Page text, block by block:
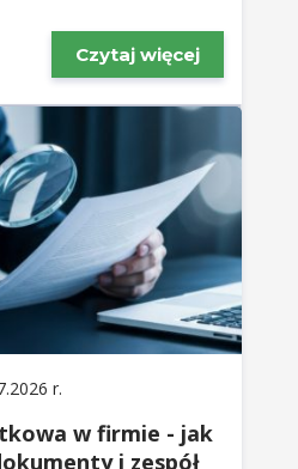
Czytaj więcej
r.
w firmie - jak
i zespół